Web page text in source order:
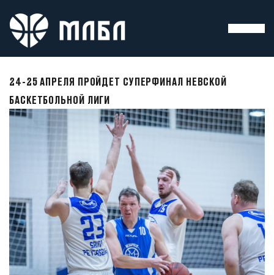
24-25 АПРЕЛЯ ПРОЙДЕТ СУПЕРФИНАЛ НЕВСКОЙ
БАСКЕТБОЛЬНОЙ ЛИГИ